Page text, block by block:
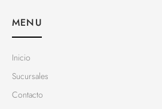
MENU
Inicio
Sucursales
Contacto